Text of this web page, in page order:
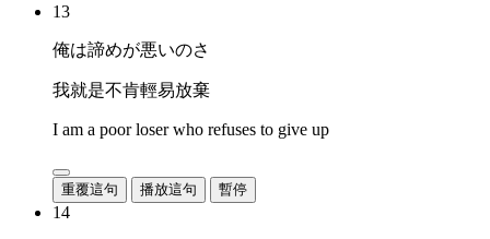
13
俺は諦めが悪いのさ
我就是不肯輕易放棄
I am a poor loser who refuses to give up
重覆這句 播放這句 暫停
14